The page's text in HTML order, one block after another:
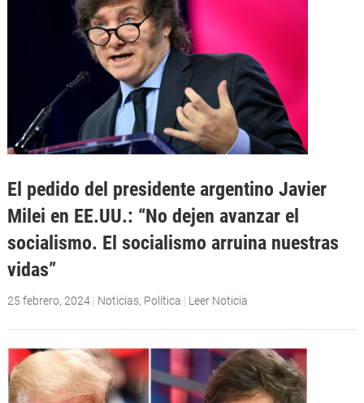
El pedido del presidente argentino Javier
Milei en EE.UU.: “No dejen avanzar el
socialismo. El socialismo arruina nuestras
vidas”
25 febrero, 2024| Noticias, Política | Leer Noticia